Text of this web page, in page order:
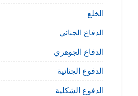
الخلع
الدفاع الجنائي
الدفاع الجوهري
الدفوع الجنائية
الدفوع الشكلية